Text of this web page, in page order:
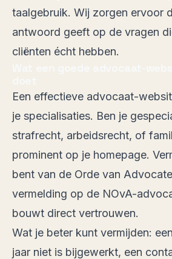
taalgebruik. Wij zorgen ervoor
antwoord geeft op de vragen
cliënten écht hebben.
Een effectieve advocaat-
je specialisaties. Ben je
strafrecht, arbeidsrecht, of
prominent op je homepage.
bent van de Orde van
vermelding op de NOvA-
bouwt direct vertrouwen.
Wat je beter kunt vermijden:
jaar niet is bijgewerkt, een